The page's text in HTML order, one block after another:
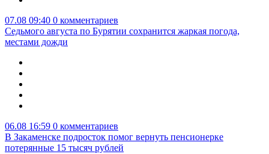
07.08 09:40 0 комментариев
Седьмого августа по Бурятии сохранится жаркая погода,
местами дожди
06.08 16:59 0 комментариев
В Закаменске подросток помог вернуть пенсионерке
потерянные 15 тысяч рублей